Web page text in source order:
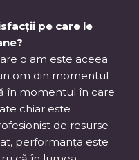
pe care le
o am este aceea
om din momentul
în momentul în care
chiar este
de resurse
performanța este